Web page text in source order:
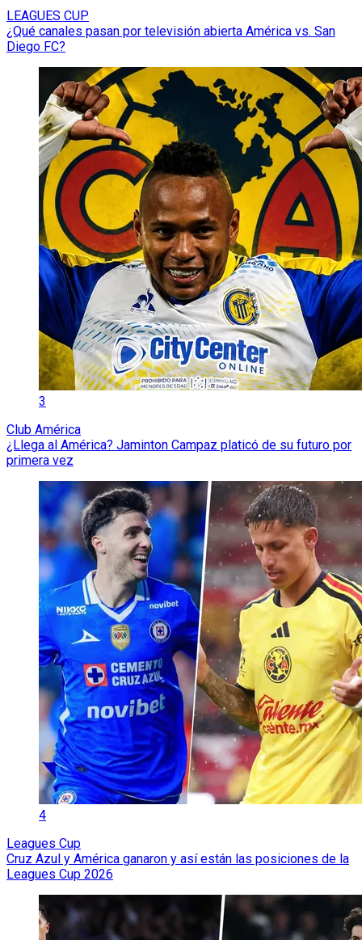
LEAGUES CUP
¿Qué canales pasan por televisión abierta América vs. San
Diego FC?
3
Club América
¿Llega al América? Jaminton Campaz platicó de su futuro por
primera vez
4
Leagues Cup
Cruz Azul y América ganaron y así están las posiciones de la
Leagues Cup 2026